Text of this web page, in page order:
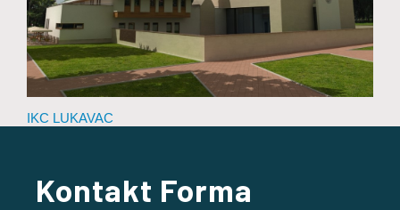
IKC LUKAVAC
Kontakt Forma